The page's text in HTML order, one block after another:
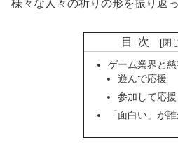
様々な人々の祈りの形を振り返
目次
ゲーム業界と
遊んで応援
参加して応援
「面白い」が